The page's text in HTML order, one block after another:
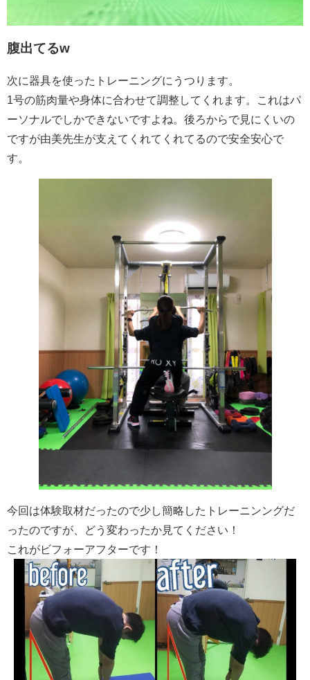
腹出てるw
次に器具を使ったトレーニングにうつります。
1号の筋肉量や身体に合わせて調整してくれます。これはパ
ーソナルでしかできないですよね。後ろからで見にくいの
ですが由美先生が支えてくれてくれてるので安全安心で
す。
今回は体験取材だったので少し簡略したトレーニンングだ
ったのですが、どう変わったか見てください！
これがビフォーアフターです！